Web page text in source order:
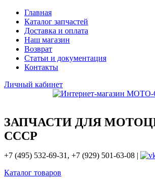
Главная
Каталог запчастей
Доставка и оплата
Наш магазин
Возврат
Статьи и документация
Контакты
Личный кабинет
ЗАПЧАСТИ ДЛЯ
СССР
+7 (495) 532-69-31, +7 (929) 501-63-08 |
Каталог товаров